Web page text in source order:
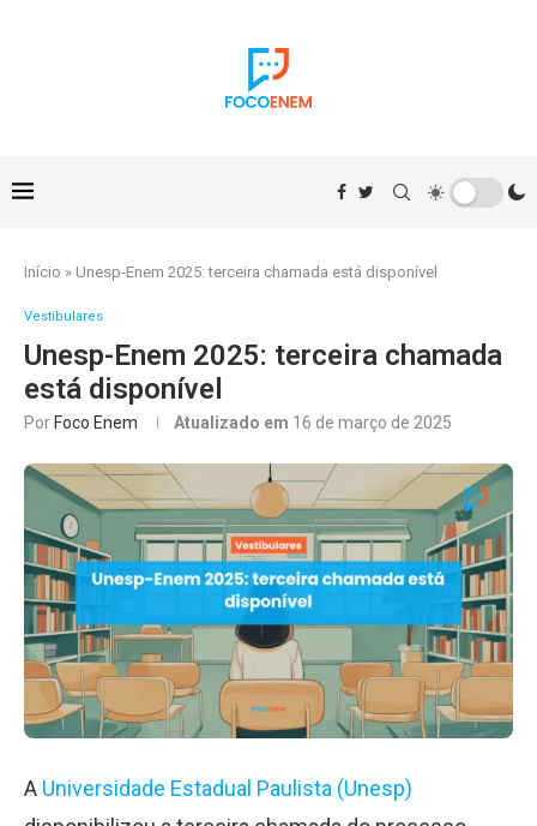
Início » Unesp-Enem 2025: terceira chamada está disponível
Vestibulares
Unesp-Enem 2025: terceira chamada
está disponível
Por Foco Enem Atualizado em 16 de março de 2025
A Universidade Estadual Paulista (Unesp)